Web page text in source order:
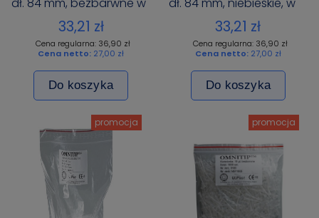
worku 250 szt.
33,21 zł
Cena regularna: 36,90 zł
Cena netto: 27,00 zł
Do koszyka
worku 250 szt
33,21 zł
Cena regularna: 36,90 zł
Cena netto: 27,00 zł
Do koszyka
promocja promocja